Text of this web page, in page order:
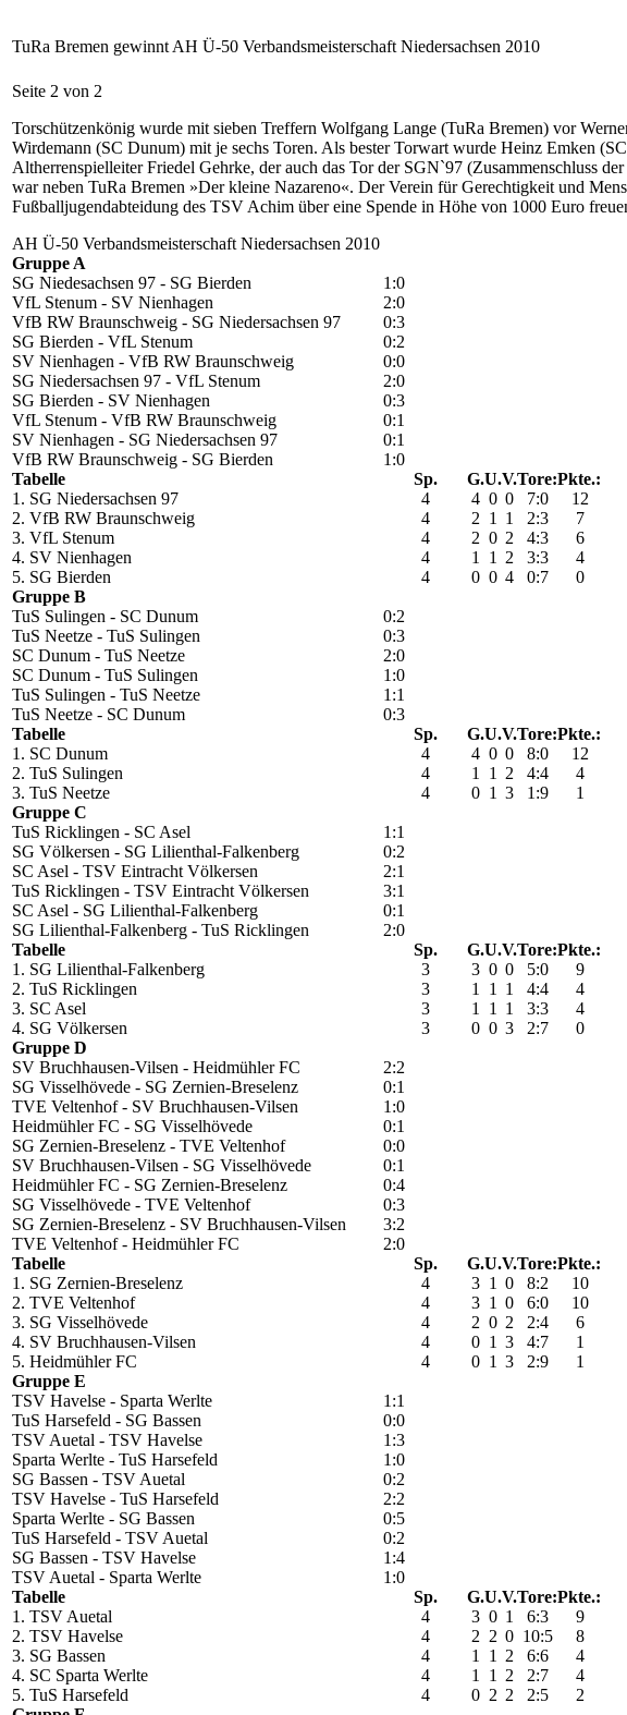
TuRa Bremen gewinnt AH Ü-50 Verbandsmeisterschaft Niedersachsen 2010
Seite 2 von 2
Torschützenkönig wurde mit sieben Treffern Wolfgang Lange (TuRa Bremen) vor
Wirdemann (SC Dunum) mit je sechs Toren. Als bester Torwart wurde Heinz Emken
Altherrenspielleiter Friedel Gehrke, der auch das Tor der SGN`97 (Zusammenschluss
war neben TuRa Bremen »Der kleine Nazareno«. Der Verein für Gerechtigkeit und
Fußballjugendabteidung des TSV Achim über eine Spende in Höhe von 1000 Euro
AH Ü-50 Verbandsmeisterschaft Niedersachsen 2010
Gruppe A
SG Niedesachsen 97 - SG Bierden
1:0
VfL Stenum - SV Nienhagen
2:0
VfB RW Braunschweig - SG Niedersachsen 97
0:3
SG Bierden - VfL Stenum
0:2
SV Nienhagen - VfB RW Braunschweig
0:0
SG Niedersachsen 97 - VfL Stenum
2:0
SG Bierden - SV Nienhagen
0:3
VfL Stenum - VfB RW Braunschweig
0:1
SV Nienhagen - SG Niedersachsen 97
0:1
VfB RW Braunschweig - SG Bierden
1:0
Tabelle
Sp. G.U.V.Tore:Pkte.:
1. SG Niedersachsen 97
4 4 0 0 7:0
12
2. VfB RW Braunschweig
4 2 1 1 2:3
7
3. VfL Stenum
4 2 0 2 4:3
6
4. SV Nienhagen
4 1 1 2 3:3
4
5. SG Bierden
4 0 0 4 0:7
0
Gruppe B
TuS Sulingen - SC Dunum
0:2
TuS Neetze - TuS Sulingen
0:3
SC Dunum - TuS Neetze
2:0
SC Dunum - TuS Sulingen
1:0
TuS Sulingen - TuS Neetze
1:1
TuS Neetze - SC Dunum
0:3
Tabelle
Sp. G.U.V.Tore:Pkte.:
1. SC Dunum
4 4 0 0 8:0
12
2. TuS Sulingen
4 1 1 2 4:4
4
3. TuS Neetze
4 0 1 3 1:9
1
Gruppe C
TuS Ricklingen - SC Asel
1:1
SG Völkersen - SG Lilienthal-Falkenberg
0:2
SC Asel - TSV Eintracht Völkersen
2:1
TuS Ricklingen - TSV Eintracht Völkersen
3:1
SC Asel - SG Lilienthal-Falkenberg
0:1
SG Lilienthal-Falkenberg - TuS Ricklingen
2:0
Tabelle
Sp. G.U.V.Tore:Pkte.:
1. SG Lilienthal-Falkenberg
3 3 0 0 5:0
9
2. TuS Ricklingen
3 1 1 1 4:4
4
3. SC Asel
3 1 1 1 3:3
4
4. SG Völkersen
3 0 0 3 2:7
0
Gruppe D
SV Bruchhausen-Vilsen - Heidmühler FC
2:2
SG Visselhövede - SG Zernien-Breselenz
0:1
TVE Veltenhof - SV Bruchhausen-Vilsen
1:0
Heidmühler FC - SG Visselhövede
0:1
SG Zernien-Breselenz - TVE Veltenhof
0:0
SV Bruchhausen-Vilsen - SG Visselhövede
0:1
Heidmühler FC - SG Zernien-Breselenz
0:4
SG Visselhövede - TVE Veltenhof
0:3
SG Zernien-Breselenz - SV Bruchhausen-Vilsen
3:2
TVE Veltenhof - Heidmühler FC
2:0
Tabelle
Sp. G.U.V.Tore:Pkte.:
1. SG Zernien-Breselenz
4 3 1 0 8:2
10
2. TVE Veltenhof
4 3 1 0 6:0
10
3. SG Visselhövede
4 2 0 2 2:4
6
4. SV Bruchhausen-Vilsen
4 0 1 3 4:7
1
5. Heidmühler FC
4 0 1 3 2:9
1
Gruppe E
TSV Havelse - Sparta Werlte
1:1
TuS Harsefeld - SG Bassen
0:0
TSV Auetal - TSV Havelse
1:3
Sparta Werlte - TuS Harsefeld
1:0
SG Bassen - TSV Auetal
0:2
TSV Havelse - TuS Harsefeld
2:2
Sparta Werlte - SG Bassen
0:5
TuS Harsefeld - TSV Auetal
0:2
SG Bassen - TSV Havelse
1:4
TSV Auetal - Sparta Werlte
1:0
Tabelle
Sp. G.U.V.Tore:Pkte.:
1. TSV Auetal
4 3 0 1 6:3
9
2. TSV Havelse
4 2 2 0 10:5
8
3. SG Bassen
4 1 1 2 6:6
4
4. SC Sparta Werlte
4 1 1 2 2:7
4
5. TuS Harsefeld
4 0 2 2 2:5
2